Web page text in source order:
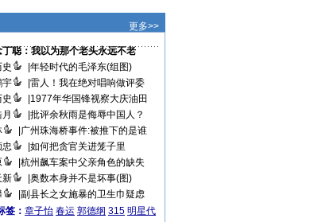
更多>>
丁聪：我以为那个老头永远不老
年轻时代的毛泽东(组图)
宇
雷人！我在绝对唱响做评委
1977年华国锋视察大庆油田
批评余秋雨是侮辱中国人？
广州珠海桥事件:被推下的是谁
忠
如何把贪官关进笼子里
杭州飙车案中父亲角色的缺失
新
奥数本身并不是坏事(图)
副县长之女施暴的卫生巾疑虑
签： 章子怡 春运 郭德纲 315 明星代